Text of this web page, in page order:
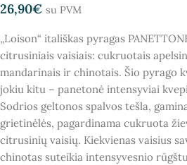
26,90€ su PVM
„Loison“ itališkas pyragas
citrusiniais vaisiais: cukruotais
mandarinais ir chinotais. Šio pyrago
jokiu kitu – panetonė intensyviai
Sodrios geltonos spalvos tešla,
grietinėlės, pagardinama cukruota
citrusinių vaisių. Kiekvienas vaisius
chinotas suteikia intensyvesnio